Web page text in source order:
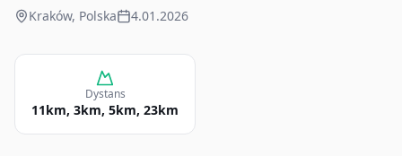
Kraków, Polska 4.01.2026
Dystans
11km, 3km, 5km, 23km